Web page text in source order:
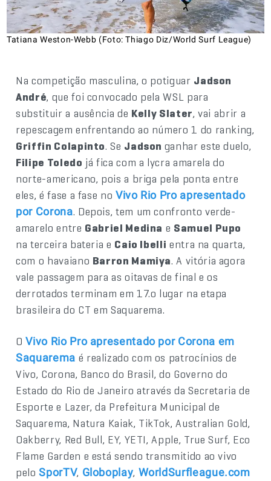
Tatiana Weston-Webb (Foto: Thiago Diz/World Surf League)
Na competição masculina, o potiguar Jadson
André, que foi convocado pela WSL para
substituir a ausência de Kelly Slater, vai abrir a
repescagem enfrentando ao número 1 do ranking,
Griffin Colapinto. Se Jadson ganhar este duelo,
Filipe Toledo já fica com a lycra amarela do
norte-americano, pois a briga pela ponta entre
eles, é fase a fase no Vivo Rio Pro apresentado
por Corona. Depois, tem um confronto verde-
amarelo entre Gabriel Medina e Samuel Pupo
na terceira bateria e Caio Ibelli entra na quarta,
com o havaiano Barron Mamiya. A vitória agora
vale passagem para as oitavas de final e os
derrotados terminam em 17.o lugar na etapa
brasileira do CT em Saquarema.
OVivo Rio Pro apresentado por Corona em
Saquarema é realizado com os patrocínios de
Vivo, Corona, Banco do Brasil, do Governo do
Estado do Rio de Janeiro através da Secretaria de
Esporte e Lazer, da Prefeitura Municipal de
Saquarema, Natura Kaiak, TikTok, Australian Gold,
Oakberry, Red Bull, EY, YETI, Apple, True Surf, Eco
Flame Garden e está sendo transmitido ao vivo
peloSporTV, Globoplay, WorldSurfleague.com